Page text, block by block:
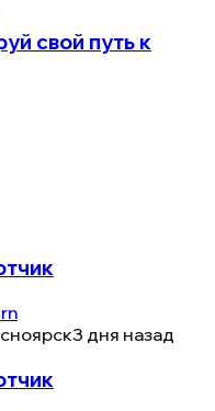
свой путь к
3 дня назад